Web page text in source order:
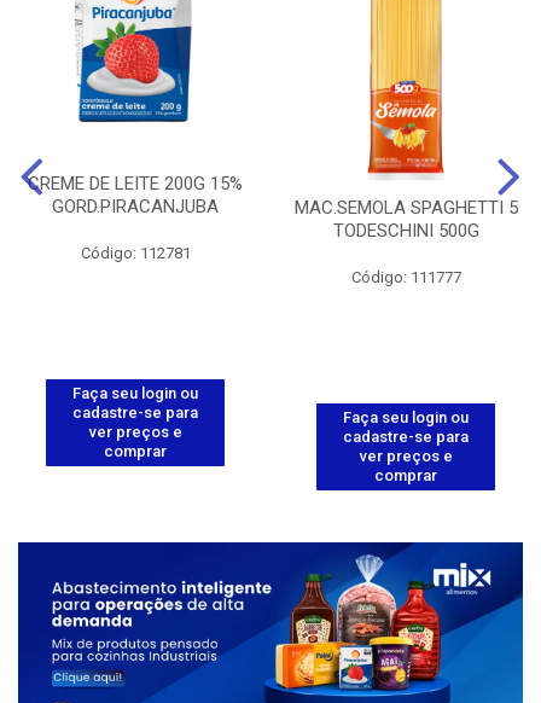
CREME DE LEITE 200G 15%
GORD.PIRACANJUBA
Código: 112781
Faça seu login ou
cadastre-se para
ver preços e
comprar
MAC.SEMOLA SPAGHETTI 5
TODESCHINI 500G
Código: 111777
Faça seu login ou
cadastre-se para
ver preços e
comprar